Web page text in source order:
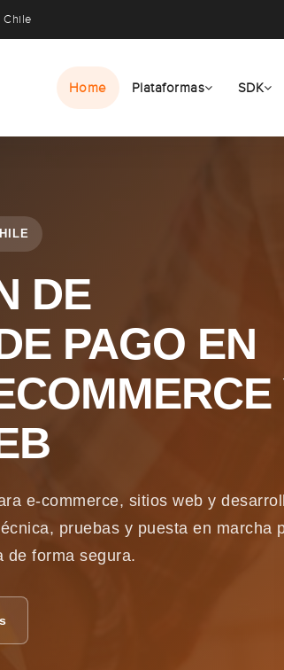
Chile
Home Plataformas SDK
DE
PAGO EN
e-commerce, sitios web y
pruebas y puesta en marcha
de forma segura.